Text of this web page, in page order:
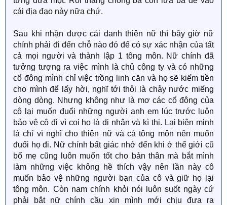
cái địa đạo này nữa chứ.
Sau khi nhận được cái danh thiên nữ thì bây giờ nữ
chính phải đi đến chỗ nào đó để có sự xác nhận của tất
cả mọi người và thành lập 1 tông môn. Nữ chính đã
tưởng tượng ra việc mình là chủ công ty và có những
cổ đông mình chỉ việc trồng linh căn và họ sẽ kiếm tiền
cho mình để lấy hời, nghĩ tới thôi là chảy nước miếng
dòng dòng. Nhưng không như là mơ các cổ đông của
cô lại muốn đuổi những người anh em lúc trước luôn
bảo vệ cô đi vì coi họ là dị nhân và kì thị. Lại biện minh
là chỉ vì nghĩ cho thiên nữ và cả tông môn nên muốn
đuổi họ đi. Nữ chính bất giác nhớ đến khi ở thế giới cũ
bố mẹ cũng luôn muốn tốt cho bản thân mà bắt mình
làm những việc không hề thích vậy nên lần này cô
muốn bảo vệ những người bạn của cô và giữ họ lại
tông môn. Còn nam chính khỏi nói luôn suốt ngày cứ
phải bắt nữ chính cầu xin mình mới chịu đưa ra